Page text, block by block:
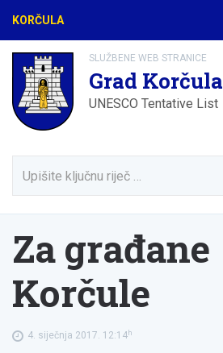
KORČULA
SLUŽBENE WEB STRANICE
Grad Korčula
UNESCO Tentative List
Za građane
Korčule
4. siječnja 2017. 12:14 h